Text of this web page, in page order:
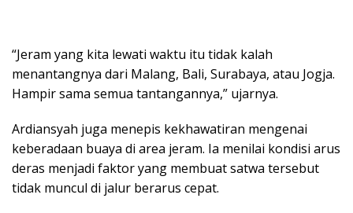
“Jeram yang kita lewati waktu itu tidak kalah
menantangnya dari Malang, Bali, Surabaya, atau Jogja.
Hampir sama semua tantangannya,” ujarnya.
Ardiansyah juga menepis kekhawatiran mengenai
keberadaan buaya di area jeram. Ia menilai kondisi arus
deras menjadi faktor yang membuat satwa tersebut
tidak muncul di jalur berarus cepat.